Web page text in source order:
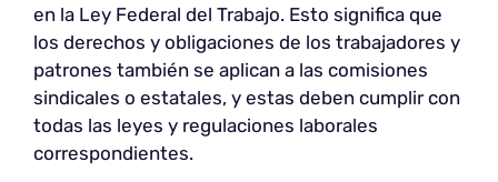
en la Ley Federal del Trabajo. Esto significa que
los derechos y obligaciones de los trabajadores y
patrones también se aplican a las comisiones
sindicales o estatales, y estas deben cumplir con
todas las leyes y regulaciones laborales
correspondientes.